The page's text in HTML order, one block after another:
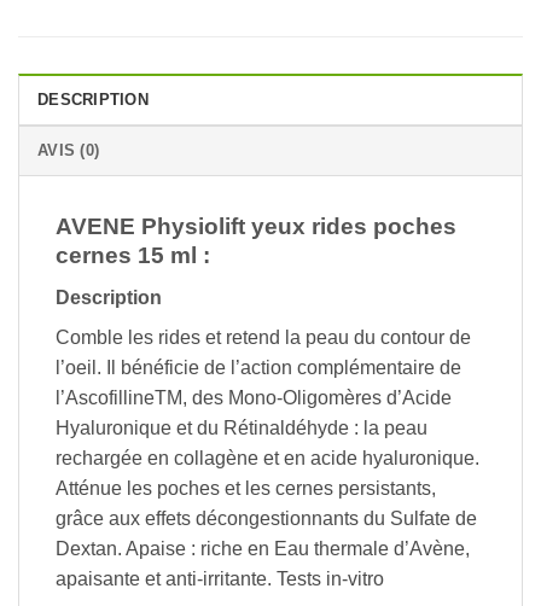
DESCRIPTION
AVIS (0)
AVENE Physiolift yeux rides poches
cernes 15 ml :
Description
Comble les rides et retend la peau du contour de
l’oeil. Il bénéficie de l’action complémentaire de
l’AscofillineTM, des Mono-Oligomères d’Acide
Hyaluronique et du Rétinaldéhyde : la peau
rechargée en collagène et en acide hyaluronique.
Atténue les poches et les cernes persistants,
grâce aux effets décongestionnants du Sulfate de
Dextan. Apaise : riche en Eau thermale d’Avène,
apaisante et anti-irritante. Tests in-vitro